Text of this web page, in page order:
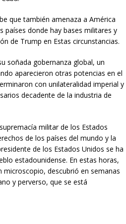
que también amenaza a América
países donde hay bases militares y
de Trump en Estas circunstancias.
soñada gobernanza global, un
aparecieron otras potencias en el
con unilateralidad imperial y
decadente de la industria de
militar de los Estados
de los países del mundo y la
de los Estados Unidos se ha
estadounidense. En estas horas,
descubrió en semanas
y perverso, que se está